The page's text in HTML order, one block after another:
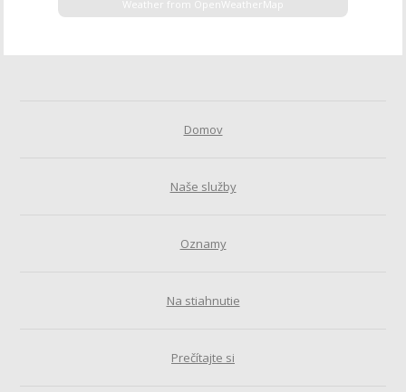
Weather from OpenWeatherMap
Domov
Naše služby
Oznamy
Na stiahnutie
Prečítajte si